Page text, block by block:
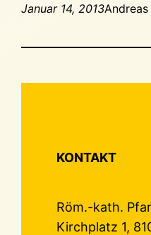
Januar 14, 2013
KONTAKT
Röm.-kath.
Kirchplatz 1,